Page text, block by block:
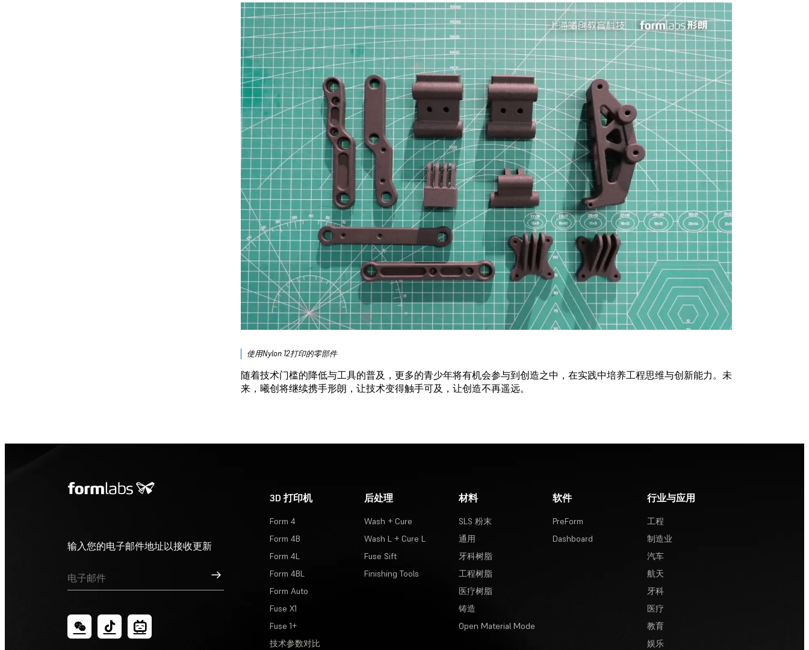
使用Nylon 12打印的零部件
随着技术门槛的降低与工具的普及，更多的青少年将有机会参与到创造之中，在实践中培养工程思维与创新能力。未
来，曦创将继续携手形朗，让技术变得触手可及，让创造不再遥远。
输入您的电子邮件地址以接收更新
订阅
3D 打印机
Form 4
Form 4B
Form 4L
Form 4BL
Form Auto
Fuse X1
Fuse 1+
技术参数对比
后处理
Wash + Cure
Wash L + Cure L
Fuse Sift
Finishing Tools
材料
SLS 粉末
通用
牙科树脂
工程树脂
医疗树脂
铸造
Open Material Mode
软件
PreForm
Dashboard
行业与应用
工程
制造业
汽车
航天
牙科
医疗
教育
娱乐